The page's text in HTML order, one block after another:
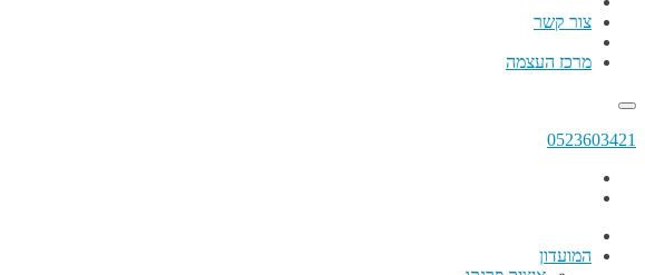
צור קשר
מרכז העצמה
0523603421
המועדון